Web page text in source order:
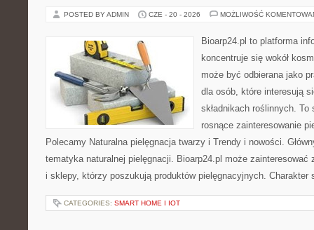
POSTED BY ADMIN CZE - 20 - 2026 MOŻLIWOŚĆ
Bioarp24.pl to platforma
koncentruje się wokół
może być odbierana jako
dla osób, które interesują
składnikach roślinnych.
rosnące zainteresowanie
Polecamy Naturalna pielęgnacja twarzy i Trendy i nowości.
tematyka naturalnej pielęgnacji. Bioarp24.pl może zainteresować
i sklepy, którzy poszukują produktów pielęgnacyjnych.
CATEGORIES: SMART HOME I IOT